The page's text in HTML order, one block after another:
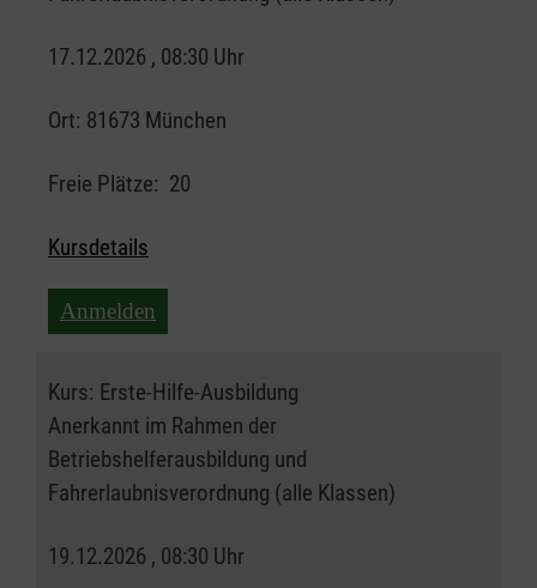
17.12.2026 , 08:30 Uhr
Ort: 81673 München
Freie Plätze: 20
Kursdetails
Anmelden
Kurs: Erste-Hilfe-Ausbildung
Anerkannt im Rahmen der
Betriebshelferausbildung und
Fahrerlaubnisverordnung (alle Klassen)
19.12.2026 , 08:30 Uhr